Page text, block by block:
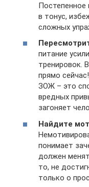
в тонус,
сложных
питание
тренировок.
прямо
ЗОЖ – это
вредных
загоняет
Найдите
понимает
должен
то, не
только о